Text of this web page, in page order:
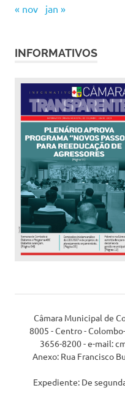
« nov jan »
INFORMATIVOS
Câmara Municipal de
8005 - Centro -
3656-8200 - e-mail:
Anexo: Rua Francisco
Expediente: De